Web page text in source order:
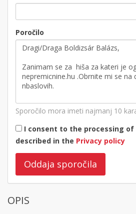
Poročilo
Sporočilo mora imeti najmanj 10
I consent to the processing of
described in the Privacy policy
Oddaja sporočila
OPIS